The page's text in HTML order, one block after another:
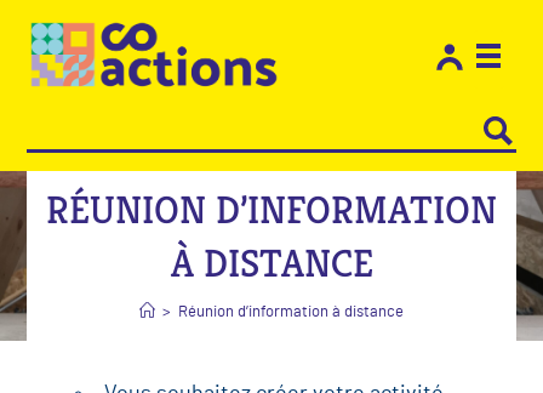
RÉUNION D’INFORMATION
À DISTANCE
> Réunion d’information à distance